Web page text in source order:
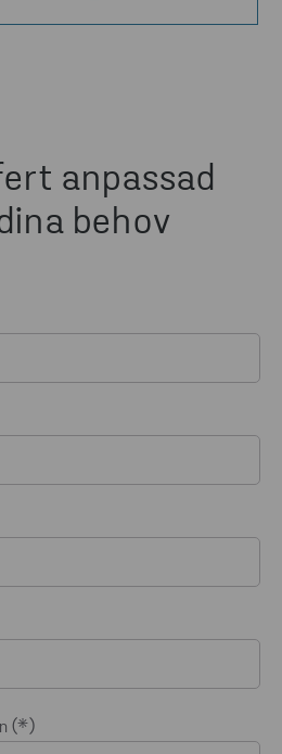
anpassad
behov